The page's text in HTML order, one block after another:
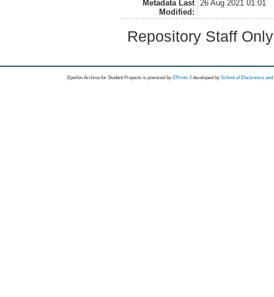
Metadata Last
Modified:
26 Aug 2021 01:01
Repository Staff
Epsilon Archive for Student Projects is powored byEPrints 3 developed by School of Electronics